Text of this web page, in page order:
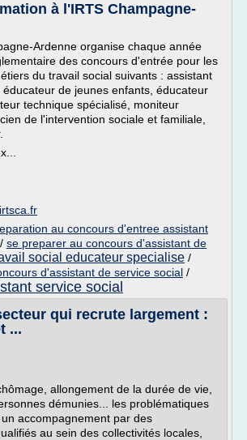
à l'IRTS Champagne-
Ardenne organise chaque année
des concours d'entrée pour les
du travail social suivants : assistant
de jeunes enfants, éducateur
technique spécialisé, moniteur
de l'intervention sociale et familiale,
au concours d'entree assistant
/ se preparer au concours d'assistant de
social educateur specialise /
d'assistant de service social /
service social
qui recrute largement :
...
allongement de la durée de vie,
démunies... les problématiques
accompagnement par des
au sein des collectivités locales,